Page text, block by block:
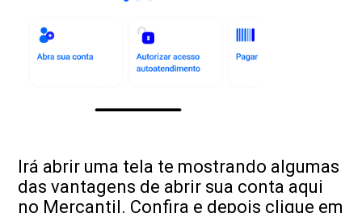
Irá abrir uma tela te mostrando algumas
das vantagens de abrir sua conta aqui
no Mercantil. Confira e depois clique em